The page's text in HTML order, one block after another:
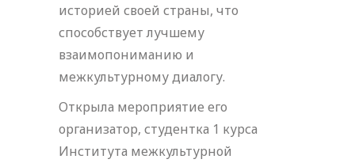
историей своей страны, что
способствует лучшему
взаимопониманию и
межкультурному диалогу.
Открыла мероприятие его
организатор, студентка 1 курса
Института межкультурной